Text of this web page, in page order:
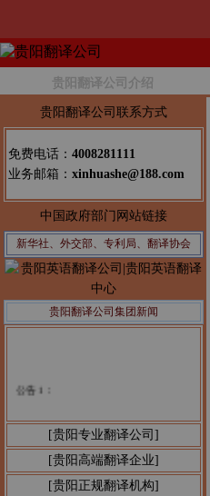
贵阳翻译公司介绍
贵阳翻译公司联系方式
免费电话： 4008281111
业务邮箱： xinhuashe@188.com
中国政府部门网站链接
新华社、外交部、专利局、翻译协会
贵阳翻译公司集团新闻
[贵阳专业翻译公司]
[贵阳高端翻译企业]
[贵阳正规翻译机构]